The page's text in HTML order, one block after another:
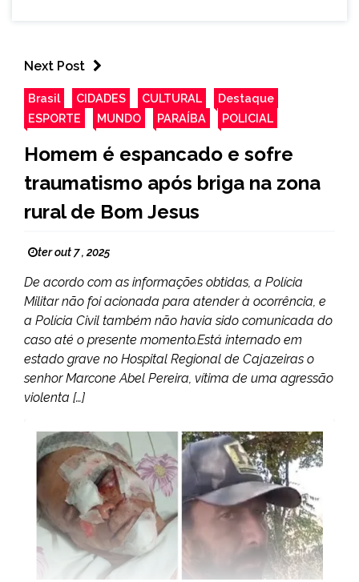
Next Post
Brasil CIDADES CULTURAL
Destaque
ESPORTE
MUNDO PARAÍBA POLICIAL
Homem é espancado e sofre
traumatismo após briga na zona
rural de Bom Jesus
ter out 7 , 2025
De acordo com as informações obtidas, a Polícia
Militar não foi acionada para atender à ocorrência, e
a Polícia Civil também não havia sido comunicada do
caso até o presente momento.Está internado em
estado grave no Hospital Regional de Cajazeiras o
senhor Marcone Abel Pereira, vítima de uma agressão
violenta […]